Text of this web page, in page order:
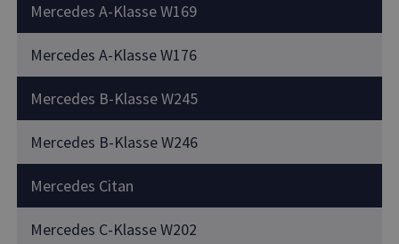
Mercedes A-Klasse W169
Mercedes A-Klasse W176
Mercedes B-Klasse W245
Mercedes B-Klasse W246
Mercedes Citan
Mercedes C-Klasse W202